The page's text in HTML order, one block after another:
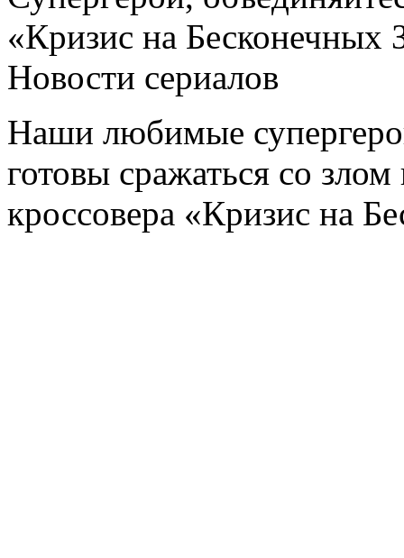
«Кризис на Бесконечных
Новости сериалов
Наши любимые
готовы сражаться со
кроссовера «Кризис на